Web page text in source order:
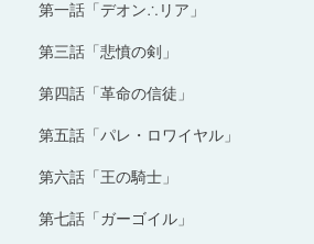
第一話「デオン∴リア」
第三話「悲憤の剣」
第四話「革命の信徒」
第五話「パレ・ロワイヤル」
第六話「王の騎士」
第七話「ガーゴイル」